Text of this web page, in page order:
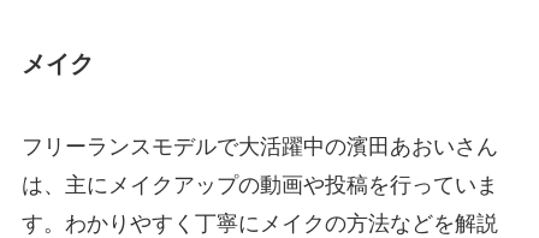
メイク
フリーランスモデルで大活躍中の濱田あおいさん
は、主にメイクアップの動画や投稿を行っていま
す。わかりやすく丁寧にメイクの方法などを解説